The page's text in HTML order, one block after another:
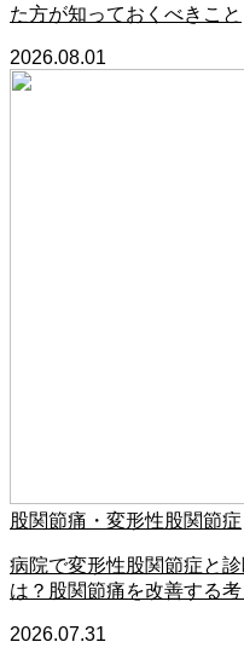
た方が知っておくべきこと
2026.08.01
股関節痛・変形性股関節症
病院で変形性股関節症と
は？股関節痛を改善する
2026.07.31